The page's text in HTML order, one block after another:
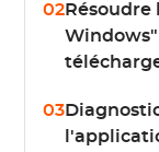
02
Windows"
03